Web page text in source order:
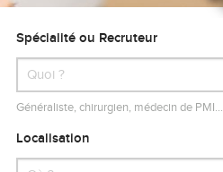
Spécialité ou Recruteur
Généraliste, chirurgien, médecin de PMI…
Localisation